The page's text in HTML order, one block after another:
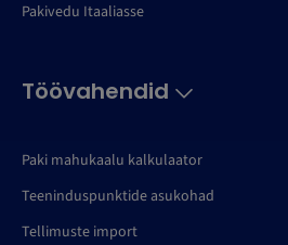
Pakivedu Itaaliasse
Töövahendid
Paki mahukaalu kalkulaator
Teeninduspunktide asukohad
Tellimuste import